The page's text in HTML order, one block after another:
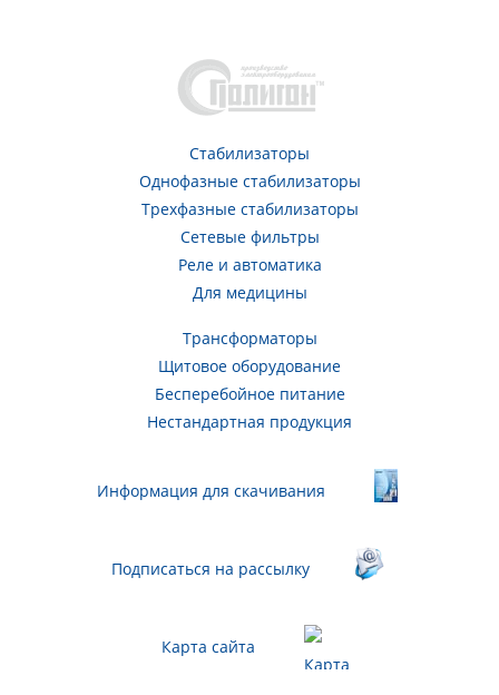
Стабилизаторы
Однофазные стабилизаторы
Трехфазные стабилизаторы
Сетевые фильтры
Реле и автоматика
Для медицины
Трансформаторы
Щитовое оборудование
Бесперебойное питание
Нестандартная продукция
Информация для скачивания
Подписаться на рассылку
Карта сайта